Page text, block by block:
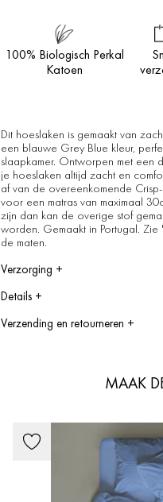
100% Biologisch Perkal
Katoen
Dit hoeslaken is gemaakt van
een blauwe Grey Blue kleur,
slaapkamer. Ontworpen met een
je hoeslaken altijd zacht en
af van de overeenkomende
voor een matras van maximaal
zijn dan kan de overige stof
worden. Gemaakt in Portugal.
de maten.
Verzorging +
Was op maximaal 40 graden. Het
wassen met soortgelijke kleuren.
Details +
90x200x30 cm
140x200x30 cm
Voor meer informatie, zie onze
Verzending en retourneren +
order has been confirmed.
orders starting from 150,00 euro.
European (EU) countries:
heavy orders; like quilts and
Other countries: Shipping costs
costs for the Philippines are 55
MAAK